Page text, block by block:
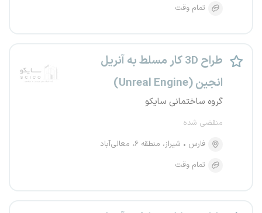
تمام وقت
طراح 3D کار مسلط به آنریل
انجین (Unreal Engine)
گروه ساختمانی سایکو
منقضی شده
فارس
شیراز، منطقه ۶، معالی‌آباد
تمام وقت